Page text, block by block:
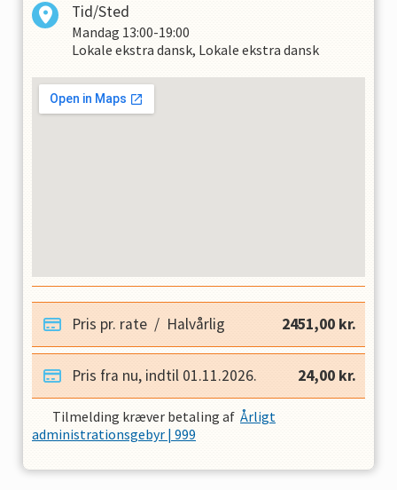
Tid/Sted
Mandag 13:00-19:00
Lokale ekstra dansk, Lokale ekstra dansk
Pris pr. rate / Halvårlig 2451,00 kr.
Pris fra nu, indtil 01.11.2026. 24,00 kr.
Tilmelding kræver betaling af Årligt
administrationsgebyr | 999